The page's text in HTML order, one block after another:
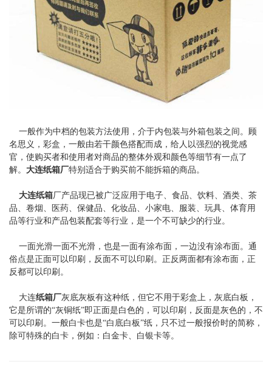
一般作为中档的包装方法使用，介于内包装与外箱包装之间。顾
名思义，彩盒，一般由若干颜色搭配而成，给人以强烈的视觉感
官，使购买者和使用者对商品的整体外观和颜色等细节有一点了
解。 大连纸箱厂特别适合于购买前不能拆箱的商品。
大连纸箱厂产品现已被广泛应用于电子、食品、饮料、酒类、茶
品、卷烟、医药、保健品、化妆品、小家电、服装、玩具、体育用
品等行业和产品包装配套等行业，是一个不可缺少的行业。
一面光滑一面不光滑，也是一面有涂布面，一边没有涂布面。通
俗点是正面可以印刷，反面不可以印刷。正反两面都有涂布面，正
反都可以印刷。
大连纸箱厂灰底灰板有这种纸，但它不用于彩盒上，灰底白板，
它是所谓的“灰铜纸”即正面是白色的，可以印刷，反面是灰色的，不
可以印刷。一般白卡也是“白底白板”纸，只不过一般报价时的简称，
除可特殊的白卡，例如：白金卡、白银卡等。